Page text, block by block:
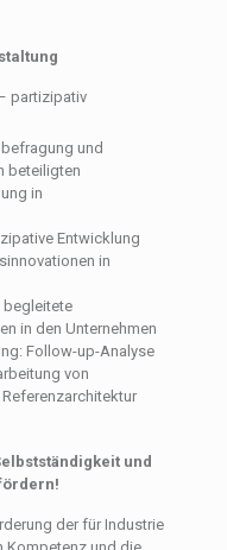
partizipativ
und
beteiligten
in
Entwicklung
in
in den Unternehmen
Follow-up-Analyse
von
und
der für Industrie